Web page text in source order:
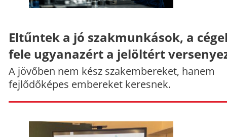
Eltűntek a jó szakmunkások, a
fele ugyanazért a jelöltért
A jövőben nem kész szakembereket, hanem
fejlődőképes embereket keresnek.